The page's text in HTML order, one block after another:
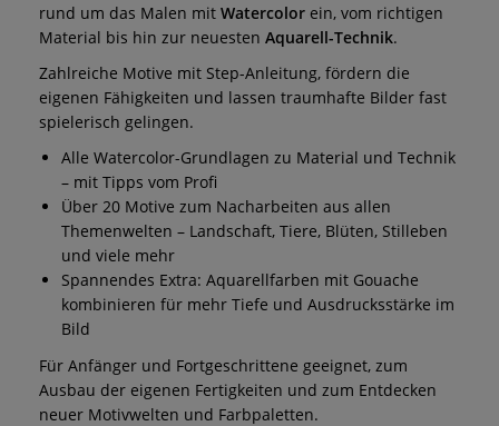
rund um das Malen mit Watercolor ein, vom richtigen
Material bis hin zur neuesten Aquarell-Technik.
Zahlreiche Motive mit Step-Anleitung, fördern die
eigenen Fähigkeiten und lassen traumhafte Bilder fast
spielerisch gelingen.
Alle Watercolor-Grundlagen zu Material und Technik
– mit Tipps vom Profi
Über 20 Motive zum Nacharbeiten aus allen
Themenwelten – Landschaft, Tiere, Blüten, Stilleben
und viele mehr
Spannendes Extra: Aquarellfarben mit Gouache
kombinieren für mehr Tiefe und Ausdrucksstärke im
Bild
Für Anfänger und Fortgeschrittene geeignet, zum
Ausbau der eigenen Fertigkeiten und zum Entdecken
neuer Motivwelten und Farbpaletten.